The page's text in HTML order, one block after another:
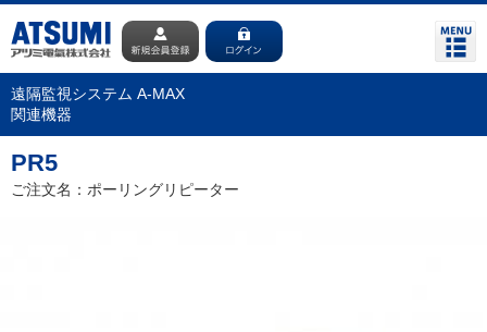
遠隔監視システム A-MAX
関連機器
PR5
ご注文名：ポーリングリピーター